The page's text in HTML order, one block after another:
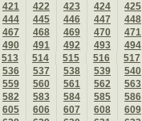
421 422 423 424
425
444 445 446 447
448
467 468 469 470
471
490 491 492 493
494
513 514 515 516
517
536 537 538 539
540
559 560 561 562
563
582 583 584 585
586
605 606 607 608
609